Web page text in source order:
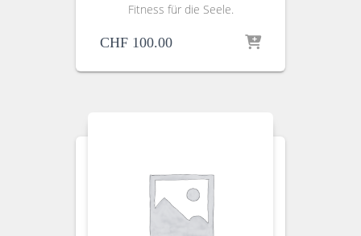
Fitness für die Seele.
CHF 100.00